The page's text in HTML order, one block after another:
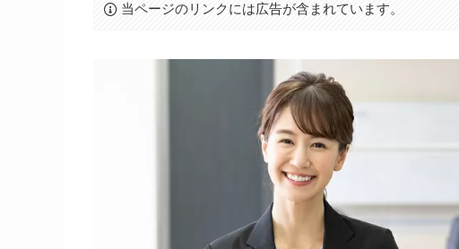
当ページのリンクには広告が含まれています。